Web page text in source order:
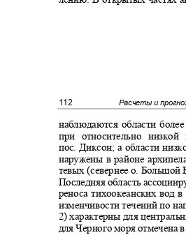
112 Расчеты и
наблюдаются области
при относительно
пос. Диксон; а области
наружены в районе
тевых (севернее о. Большой
Последняя область
реноса тихоокеанских
изменчивости течений по
2) характерны для
для Черного моря отмечена